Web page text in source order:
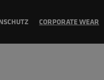
CORPORATE WEAR